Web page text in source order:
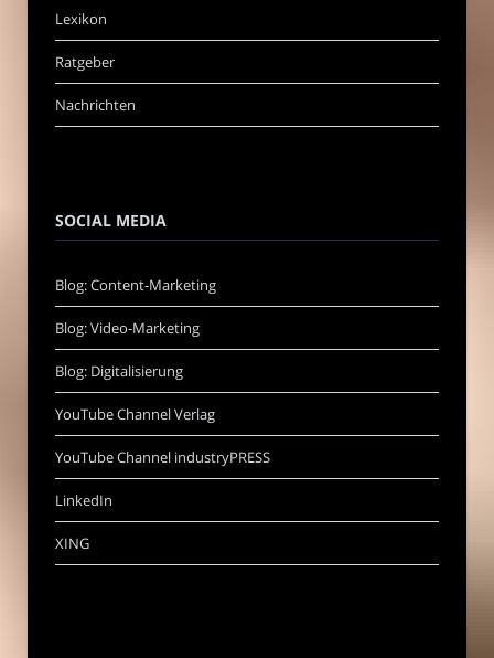
Lexikon
Ratgeber
Nachrichten
SOCIAL MEDIA
Blog: Content-Marketing
Blog: Video-Marketing
Blog: Digitalisierung
YouTube Channel Verlag
YouTube Channel industryPRESS
LinkedIn
XING